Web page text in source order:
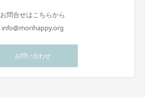
お問合せはこちらから
info@morihappy.org
お問い合わせ